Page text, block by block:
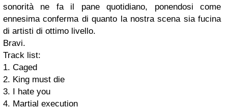
sonorità ne fa il pane quotidiano, ponendosi come
ennesima conferma di quanto la nostra scena sia fucina
di artisti di ottimo livello.
Bravi.
Track list:
1. Caged
2. King must die
3. I hate you
4. Martial execution